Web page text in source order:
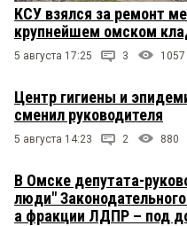
КСУ взялся за ремонт
крупнейшем омском
5 августа 17:25 3 1057
Центр гигиены и
сменил руководителя
5 августа 14:23 2 880
В Омске депутата-
люди"
а фракции ЛДПР – под